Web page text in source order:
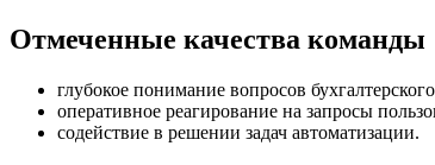
Отмеченные качества команды
глубокое понимание вопросов
оперативное реагирование на запросы
содействие в решении задач автоматизации.